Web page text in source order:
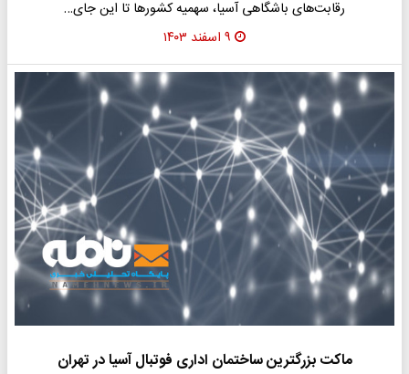
رقابت‌های باشگاهی آسیا، سهمیه کشورها تا این جای…
۹ اسفند ۱۴۰۳
ماکت بزرگترین ساختمان اداری فوتبال آسیا در تهران